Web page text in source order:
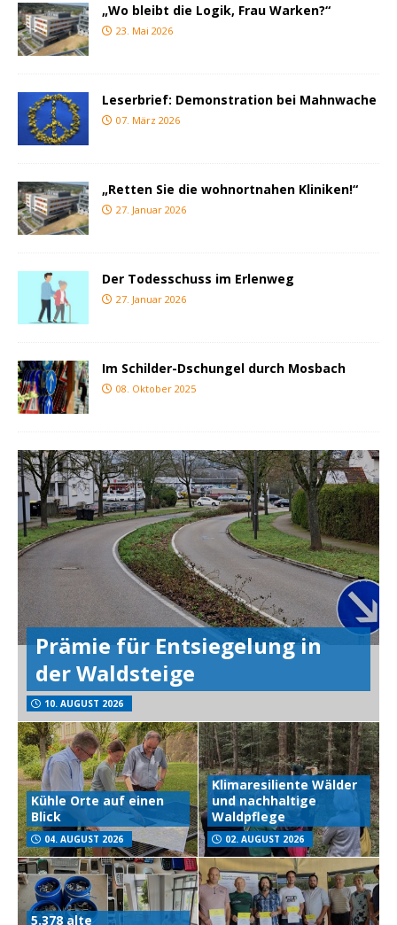
„Wo bleibt die Logik, Frau Warken?“
23. Mai 2026
Leserbrief: Demonstration bei Mahnwache
07. März 2026
„Retten Sie die wohnortnahen Kliniken!“
27. Januar 2026
Der Todesschuss im Erlenweg
27. Januar 2026
Im Schilder-Dschungel durch Mosbach
08. Oktober 2025
Prämie für Entsiegelung in
der Waldsteige
10. AUGUST 2026
Kühle Orte auf einen
Blick
04. AUGUST 2026
Klimaresiliente Wälder
und nachhaltige
Waldpflege
02. AUGUST 2026
5.378 alte